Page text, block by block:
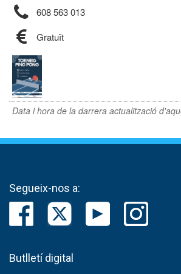
608 563 013
Gratuït
Data i hora de la darrera actualització
Segueix-nos a:
Butlletí digital